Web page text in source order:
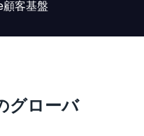
客基盤
ローバ